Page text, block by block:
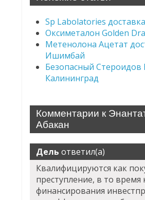
Sp Labolatories
Оксиметалон Golden
Метенолона Ацетат
Ишимбай
Безопасный Стероидов
Калининград
Комментарии к
Абакан
Дель ответил(а)
Квалифицируются как
преступление, в то
финансирования